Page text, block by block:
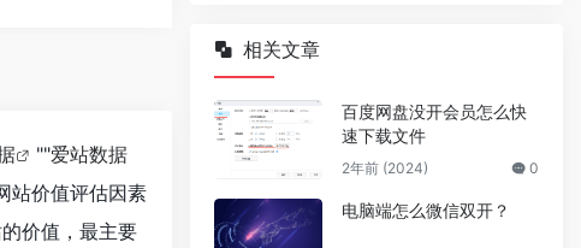
""爱站数据
站价值评估因素
价值，最主要
相关文章
百度网盘没开会员怎么快
速下载文件
2年前 (2024) 0
电脑端怎么微信双开？